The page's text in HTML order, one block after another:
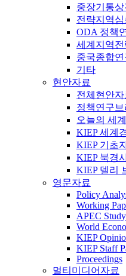
중장기통
전략지역
ODA 정책
세계지역전
중국종합연
기타
현안자료
전체현안자
정책연구브
오늘의 세
KIEP 세계
KIEP 기초
KIEP 북경
KIEP 델리
영문자료
Policy
Working
APEC
World
KIEP
KIEP Staff
Proceedings
멀티미디어자료